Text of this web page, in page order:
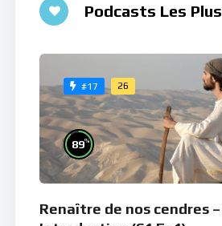
Podcasts Les Plus
#17 26
89%
Renaître de nos cendres –